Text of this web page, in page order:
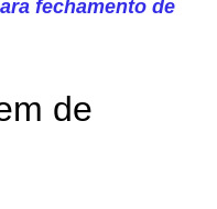
fechamento de
de